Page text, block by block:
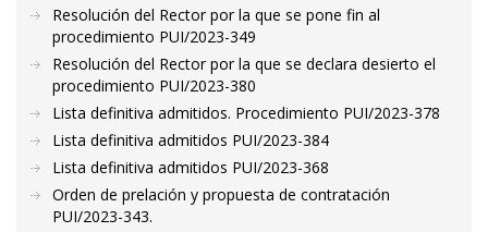
Resolución del Rector por la que se pone fin al
procedimiento PUI/2023-349
Resolución del Rector por la que se declara desierto el
procedimiento PUI/2023-380
Lista definitiva admitidos. Procedimiento PUI/2023-378
Lista definitiva admitidos PUI/2023-384
Lista definitiva admitidos PUI/2023-368
Orden de prelación y propuesta de contratación
PUI/2023-343.